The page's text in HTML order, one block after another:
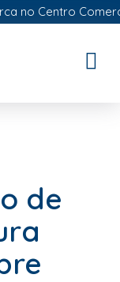
no Centro
de